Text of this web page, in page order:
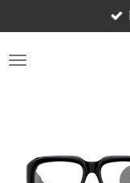
direct
naar